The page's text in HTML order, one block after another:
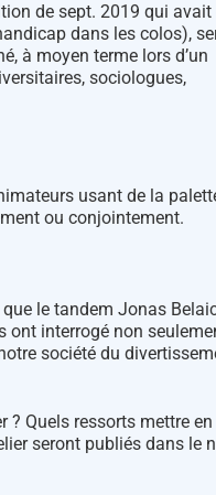
de sept. 2019 qui avait
dans les colos),
à moyen terme lors d’un
sociologues,
usant de la
ou conjointement.
le tandem Jonas
ont interrogé non
société du
? Quels ressorts mettre
seront publiés dans le